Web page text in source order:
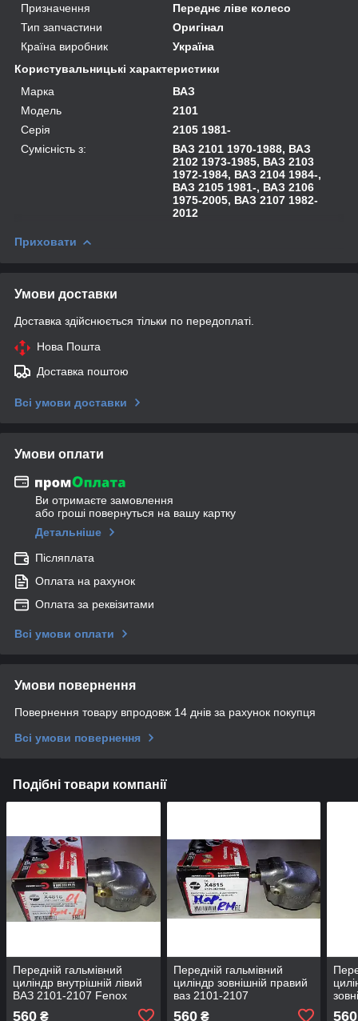
Призначення
Переднє ліве колесо
Тип запчастини
Оригінал
Країна виробник
Україна
Користувальницькі характеристики
Марка
ВАЗ
Модель
2101
Серія
2105 1981-
Сумісність з:
ВАЗ 2101 1970-1988, ВАЗ
2102 1973-1985, ВАЗ 2103
1972-1984, ВАЗ 2104 1984-,
ВАЗ 2105 1981-, ВАЗ 2106
1975-2005, ВАЗ 2107 1982-
2012
Приховати
Умови доставки
Доставка здійснюється тільки по передоплаті.
Нова Пошта
Доставка поштою
Всі умови доставки
Умови оплати
Ви отримаєте замовлення
або гроші повернуться на вашу картку
Детальніше
Післяплата
Оплата на рахунок
Оплата за реквізитами
Всі умови оплати
Умови повернення
Повернення товару впродовж 14 днів за рахунок покупця
Всі умови повернення
Подібні товари компанії
Передній гальмівний
циліндр внутрішній лівий
ВАЗ 2101-2107 Fenox
560 ₴
Передній гальмівний
циліндр зовнішній правий
ваз 2101-2107
560₴ 560